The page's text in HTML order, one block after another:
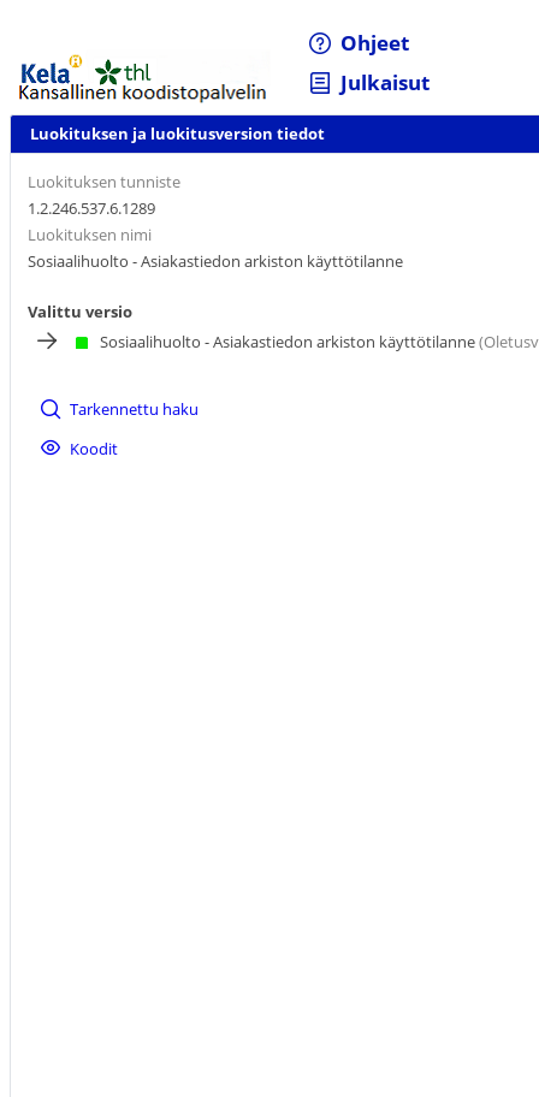
Ohjeet
Julkaisut
Luokituksen ja luokitusversion tiedot
Luokituksen tunniste
1.2.246.537.6.1289
Luokituksen nimi
Sosiaalihuolto - Asiakastiedon arkiston käyttötilanne
Valittu versio
Sosiaalihuolto - Asiakastiedon arkiston käyttötilanne
Tarkennettu haku
Koodit